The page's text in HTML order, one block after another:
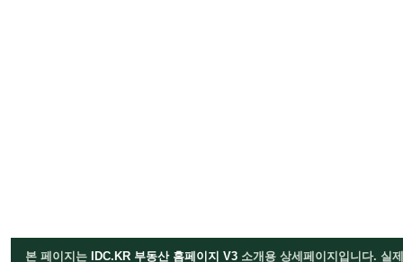
본 페이지는 IDC.KR 부동산 홈페이지 V3 소개용 상세페이지입니다. 실